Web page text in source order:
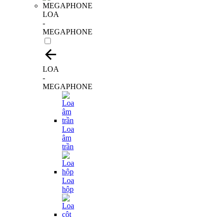
LOA
-
MEGAPHONE
LOA
-
MEGAPHONE
Loa
âm
trần
Loa
hộp